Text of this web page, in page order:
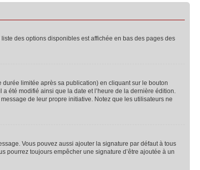
des options disponibles est affichée en bas des pages des
limitée après sa publication) en cliquant sur le bouton
été modifié ainsi que la date et l’heure de la dernière édition.
de leur propre initiative. Notez que les utilisateurs ne
Vous pouvez aussi ajouter la signature par défaut à tous
pourrez toujours empêcher une signature d’être ajoutée à un